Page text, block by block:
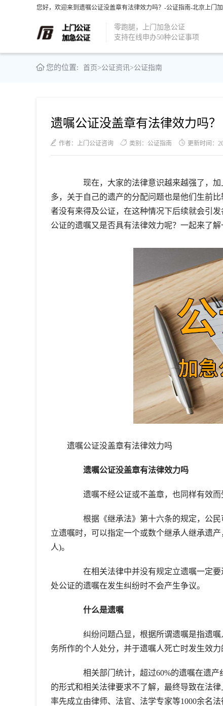
您好，欢迎来到遗嘱公证没盖章有法律效力吗？-公证指南-北京上门
零跑腿，上门加急公证
支持在线申办50种公证事项
您的位置: 首页>公证资讯>公证指南
遗嘱公证没盖章有法律效力吗？
作者：上门公证咨询 类别：公证指南 更新时间：
现在，大家的法律意识越来越强了，加
多，关于自己的遗产的分配问题也是他们生前
者没有来得及公证，在这种情况下后续就会引
公证的遗嘱又是否具有法律效力呢？一起来了解
遗嘱公证没盖章有法律效力吗
遗嘱公证没盖章有法律效力吗
遗嘱不经公证或不盖章，也同样有效而
根据《继承法》第十六条的规定，公民
立遗嘱时，可以指定一个或数个继承人继承遗
人)。
在相关法律中并没有规定立遗嘱一定要
处公证的遗嘱在发生纠纷时不会产生争议。
什么是遗嘱
纠纷问题凸显，根据所谓遗嘱是指遗嘱
务所作的个人处分，并于遗嘱人死亡时发生效力
相关部门统计，超过60%的遗嘱在遗产
的形式和相关法律要求不了解，最终导致在法
率先成立由律师、法官、法学专家等1000余名